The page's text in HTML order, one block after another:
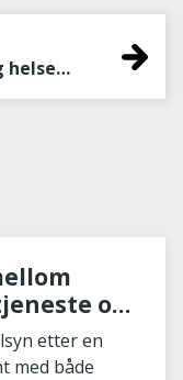
6 Hendelsesforløpet og helsehjelpen
og
går ut
etter en
med både